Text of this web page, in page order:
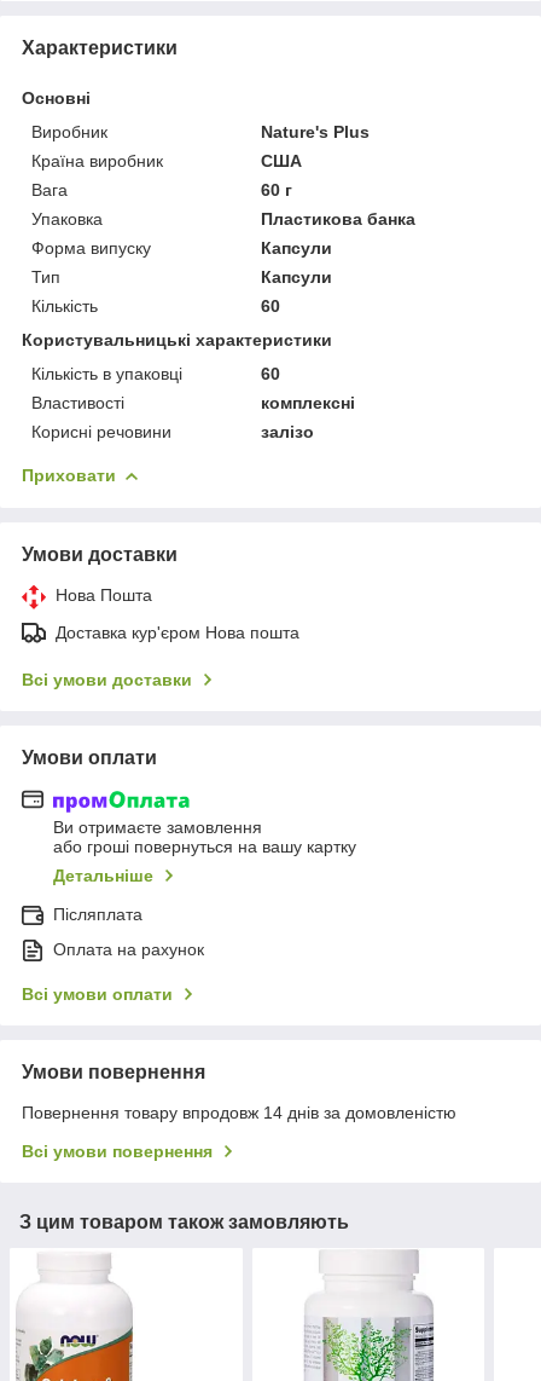
Характеристики
Основні
Виробник
Nature's Plus
Країна виробник
США
Вага
60 г
Упаковка
Пластикова банка
Форма випуску
Капсули
Тип
Капсули
Кількість
60
Користувальницькі характеристики
Кількість в упаковці
60
Властивості
комплексні
Корисні речовини
залізо
Приховати
Умови доставки
Нова Пошта
Доставка кур'єром Нова пошта
Всі умови доставки
Умови оплати
Ви отримаєте замовлення
або гроші повернуться на вашу картку
Детальніше
Післяплата
Оплата на рахунок
Всі умови оплати
Умови повернення
Повернення товару впродовж 14 днів за домовленістю
Всі умови повернення
З цим товаром також замовляють